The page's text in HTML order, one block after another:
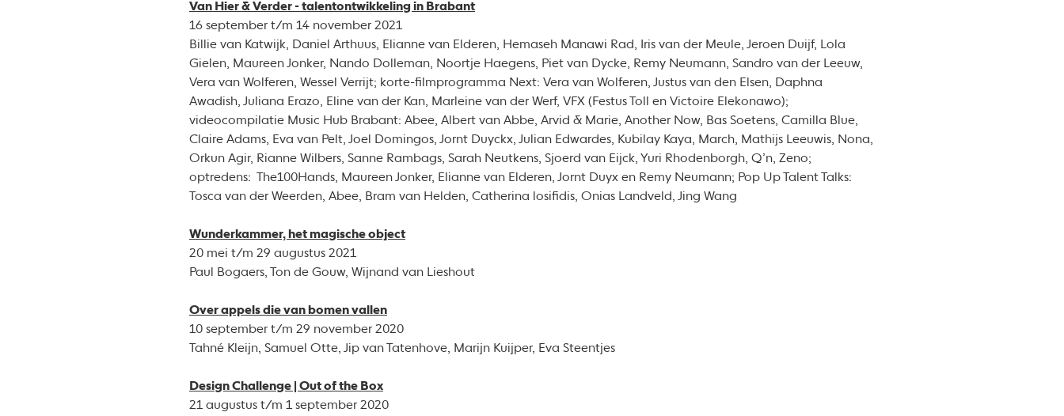
Van Hier & Verder - talentontwikkeling in Brabant
16 september t/m 14 november 2021
Billie van Katwijk, Daniel Arthuus, Elianne van Elderen, Hemaseh Manawi Rad, Iris van der Meule, Jeroen Duijf, Lola
Gielen, Maureen Jonker, Nando Dolleman, Noortje Haegens, Piet van Dycke, Remy Neumann, Sandro van der Leeuw,
Vera van Wolferen, Wessel Verrijt; korte-filmprogramma Next: Vera van Wolferen, Justus van den Elsen, Daphna
Awadish, Juliana Erazo, Eline van der Kan, Marleine van der Werf, VFX (Festus Toll en Victoire Elekonawo);
videocompilatie Music Hub Brabant: Abee, Albert van Abbe, Arvid & Marie, Another Now, Bas Soetens, Camilla Blue,
Claire Adams, Eva van Pelt, Joel Domingos, Jornt Duyckx, Julian Edwardes, Kubilay Kaya, March, Mathijs Leeuwis, Nona,
Orkun Agir, Rianne Wilbers, Sanne Rambags, Sarah Neutkens, Sjoerd van Eijck, Yuri Rhodenborgh, Q’n, Zeno;
optredens: The100Hands, Maureen Jonker, Elianne van Elderen, Jornt Duyx en Remy Neumann; Pop Up Talent Talks:
Tosca van der Weerden, Abee, Bram van Helden, Catherina losifidis, Onias Landveld, Jing Wang
Wunderkammer, het magische object
20 mei t/m 29 augustus 2021
Paul Bogaers, Ton de Gouw, Wijnand van Lieshout
Over appels die van bomen vallen
10 september t/m 29 november 2020
Tahné Kleijn, Samuel Otte, Jip van Tatenhove, Marijn Kuijper, Eva Steentjes
Design Challenge | Out of the Box
21 augustus t/m 1 september 2020